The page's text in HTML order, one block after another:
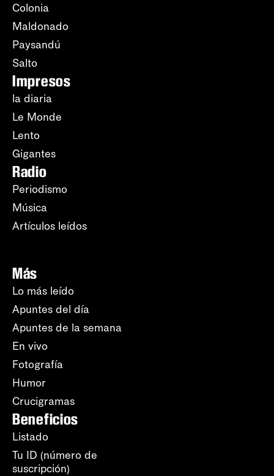
Colonia
Maldonado
Paysandú
Salto
Impresos
la diaria
Le Monde
Lento
Gigantes
Radio
Periodismo
Música
Artículos leídos
Más
Lo más leído
Apuntes del día
Apuntes de la semana
En vivo
Fotografía
Humor
Crucigramas
Beneficios
Listado
Tu ID (número de
suscripción)